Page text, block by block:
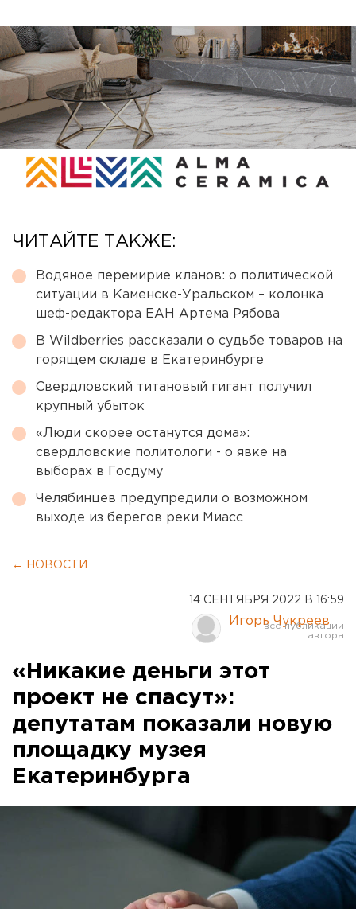
ЧИТАЙТЕ ТАКЖЕ:
Водяное перемирие кланов: о политической
ситуации в Каменске-Уральском – колонка
шеф-редактора ЕАН Артема Рябова
В Wildberries рассказали о судьбе товаров на
горящем складе в Екатеринбурге
Свердловский титановый гигант получил
крупный убыток
«Люди скорее останутся дома»:
свердловские политологи - о явке на
выборах в Госдуму
Челябинцев предупредили о возможном
выходе из берегов реки Миасс
← НОВОСТИ
14 СЕНТЯБРЯ 2022 В 16:59
Игорь Чукреев
«Никакие деньги этот
проект не спасут»:
депутатам показали новую
площадку музея
Екатеринбурга